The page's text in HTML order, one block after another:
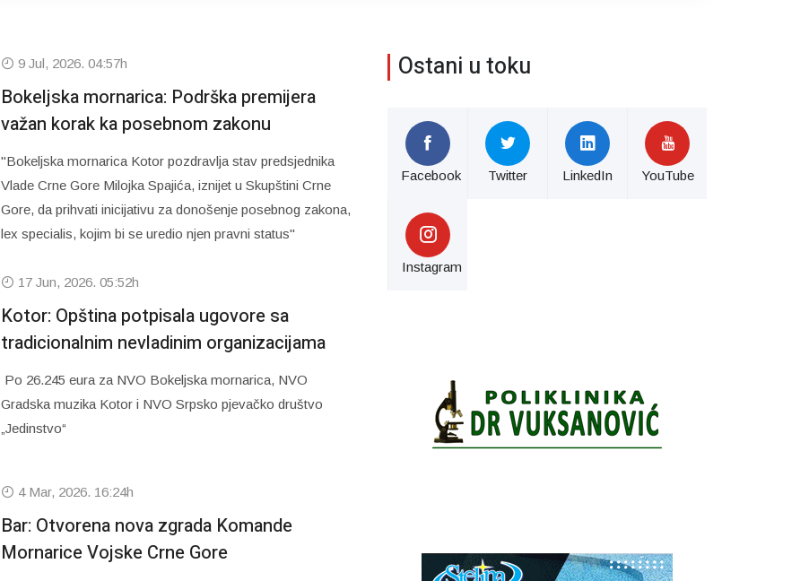
9 Jul, 2026. 04:57h
Bokeljska mornarica: Podrška premijera
važan korak ka posebnom zakonu
"Bokeljska mornarica Kotor pozdravlja stav predsjednika
Vlade Crne Gore Milojka Spajića, iznijet u Skupštini Crne
Gore, da prihvati inicijativu za donošenje posebnog zakona,
lex specialis, kojim bi se uredio njen pravni status"
17 Jun, 2026. 05:52h
Kotor: Opština potpisala ugovore sa
tradicionalnim nevladinim organizacijama
Po 26.245 eura za NVO Bokeljska mornarica, NVO
Gradska muzika Kotor i NVO Srpsko pjevačko društvo
„Jedinstvo“
4 Mar, 2026. 16:24h
Bar: Otvorena nova zgrada Komande
Mornarice Vojske Crne Gore
Ostani u toku
Facebook Twitter LinkedIn YouTube
Instagram